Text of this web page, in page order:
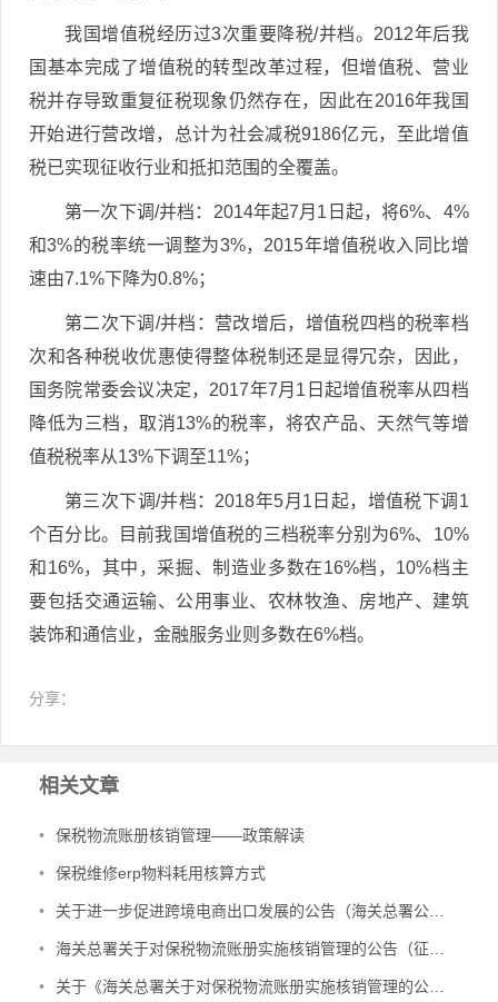
我国增值税经历过3次重要降税/并档。2012年后我
国基本完成了增值税的转型改革过程，但增值税、营业
税并存导致重复征税现象仍然存在，因此在2016年我国
开始进行营改增，总计为社会减税9186亿元，至此增值
税已实现征收行业和抵扣范围的全覆盖。
第一次下调/并档：2014年起7月1日起，将6%、4%
和3%的税率统一调整为3%，2015年增值税收入同比增
速由7.1%下降为0.8%；
第二次下调/并档：营改增后，增值税四档的税率档
次和各种税收优惠使得整体税制还是显得冗杂，因此，
国务院常委会议决定，2017年7月1日起增值税率从四档
降低为三档，取消13%的税率，将农产品、天然气等增
值税税率从13%下调至11%；
第三次下调/并档：2018年5月1日起，增值税下调1
个百分比。目前我国增值税的三档税率分别为6%、10%
和16%，其中，采掘、制造业多数在16%档，10%档主
要包括交通运输、公用事业、农林牧渔、房地产、建筑
装饰和通信业，金融服务业则多数在6%档。
分享：
相关文章
• 保税物流账册核销管理——政策解读
• 保税维修erp物料耗用核算方式
• 关于进一步促进跨境电商出口发展的公告（海关总署公告2024年第167号）
• 海关总署关于对保税物流账册实施核销管理的公告（征求意见稿）
• 关于《海关总署关于对保税物流账册实施核销管理的公告》的起草说明